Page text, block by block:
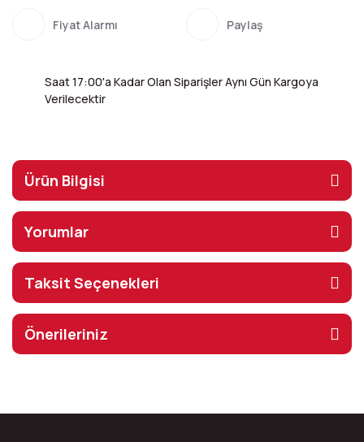
Fiyat Alarmı Paylaş
Saat 17:00'a Kadar Olan Siparişler Aynı Gün Kargoya
Verilecektir
Ürün Bilgisi
Yorumlar
Taksit Seçenekleri
Önerileriniz